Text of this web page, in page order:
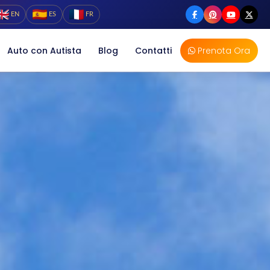
EN ES FR
Auto con Autista Blog Contatti Prenota Ora